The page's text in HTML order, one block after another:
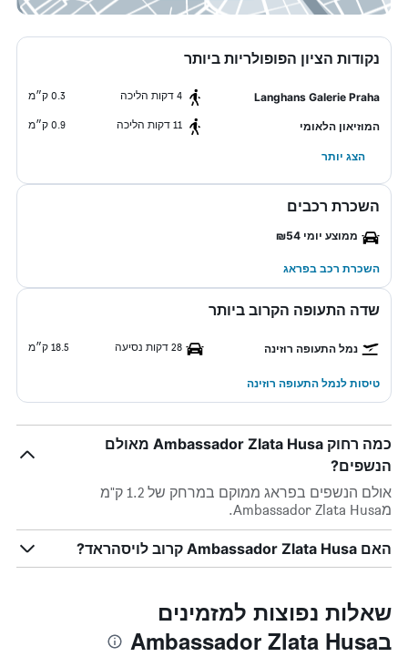
נקודות הציון הפופולריות ביותר
Langhans Galerie Praha 4 דקות הליכה 0.3 ק״מ
המוזיאון הלאומי 11 דקות הליכה 0.9 ק״מ
הצג יותר
השכרת רכבים
ממוצע יומי ₪54
השכרת רכב בפראג
שדה התעופה הקרוב ביותר
נמל התעופה רוזינה 28 דקות נסיעה 18.5 ק״מ
טיסות לנמל התעופה רוזינה
כמה רחוק Ambassador Zlata Husa מאולם
הנשפים?
אולם הנשפים בפראג ממוקם במרחק של 1.2 ק"מ
מAmbassador Zlata Husa.
האם Ambassador Zlata Husa קרוב לויסהראד?
שאלות נפוצות למזמינים
בAmbassador Zlata Husa